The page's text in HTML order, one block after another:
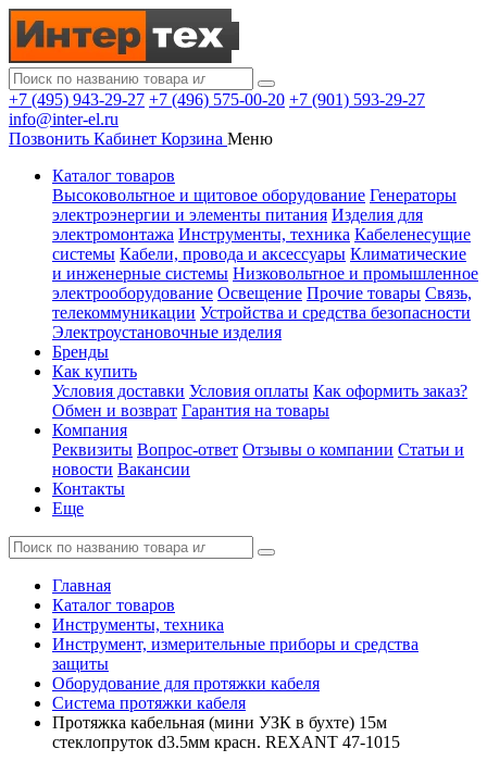
+7 (495) 943-29-27 +7 (496) 575-00-20 +7 (901) 593-29-27
info@inter-el.ru
Позвонить Кабинет Корзина Меню
Каталог товаров
Высоковольтное и щитовое оборудование Генераторы
электроэнергии и элементы питания Изделия для
электромонтажа Инструменты, техника Кабеленесущие
системы Кабели, провода и аксессуары Климатические
и инженерные системы Низковольтное и промышленное
электрооборудование Освещение Прочие товары Связь,
телекоммуникации Устройства и средства безопасности
Электроустановочные изделия
Бренды
Как купить
Условия доставки Условия оплаты Как оформить заказ?
Обмен и возврат Гарантия на товары
Компания
Реквизиты Вопрос-ответ Отзывы о компании Статьи и
новости Вакансии
Контакты
Еще
Главная
Каталог товаров
Инструменты, техника
Инструмент, измерительные приборы и средства
защиты
Оборудование для протяжки кабеля
Система протяжки кабеля
Протяжка кабельная (мини УЗК в бухте) 15м
стеклопруток d3.5мм красн. REXANT 47-1015